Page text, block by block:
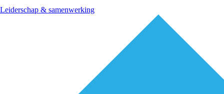
Leiderschap & samenwerking